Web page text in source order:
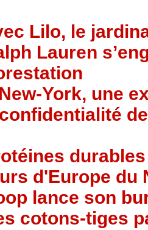
Lilo, le
Lauren
York, une
d'Europe du
lance son
cotons-tiges